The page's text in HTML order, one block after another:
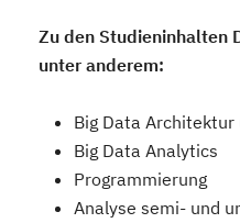
Zu den Studieninhalten
unter anderem:
Big Data
Big Data Analytics
Programmierung
Analyse semi- und